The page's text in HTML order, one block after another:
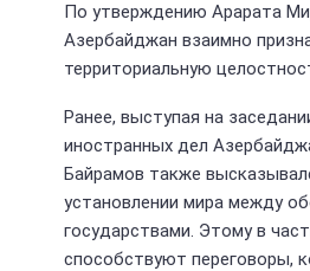
По утверждению Арарата
Азербайджан взаимно
территориальную
Ранее, выступая на
иностранных дел
Байрамов также
установлении мира между
государствами. Этому в
способствуют переговоры,